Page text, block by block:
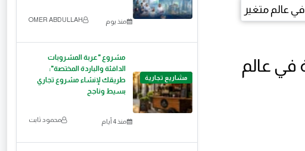
في عالم
منذ يوم OMER ABDULLAH
مشاريع تجارية
مشروع "عربة المشروبات
الدافئة والباردة المختصة":
طريقك لإنشاء مشروع تجاري
بسيط وناجح
منذ 4 أيام محمود ثابت